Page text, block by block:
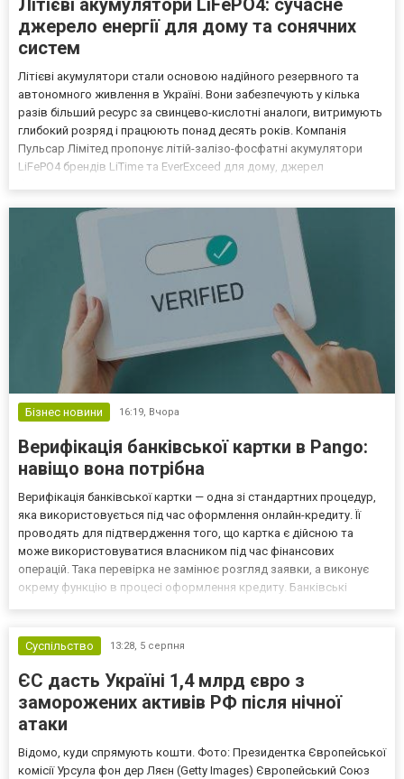
Літієві акумулятори LiFePO4: сучасне
джерело енергії для дому та сонячних
систем
Літієві акумулятори стали основою надійного резервного та
автономного живлення в Україні. Вони забезпечують у кілька
разів більший ресурс за свинцево-кислотні аналоги, витримують
глибокий розряд і працюють понад десять років. Компанія
Пульсар Лімітед пропонує літій-залізо-фосфатні акумулятори
LiFePO4 брендів LiTime та EverExceed для дому, джерел
Бізнес новини 16:19, Вчора
Верифікація банківської картки в Pango:
навіщо вона потрібна
Верифікація банківської картки — одна зі стандартних процедур,
яка використовується під час оформлення онлайн-кредиту. Її
проводять для підтвердження того, що картка є дійсною та
може використовуватися власником під час фінансових
операцій. Така перевірка не замінює розгляд заявки, а виконує
окрему функцію в процесі оформлення кредиту. Банківські
Суспільство
13:28, 5 серпня
ЄС дасть Україні 1,4 млрд євро з
заморожених активів РФ після нічної
атаки
Відомо, куди спрямують кошти. Фото: Президентка Європейської
комісії Урсула фон дер Ляєн (Getty Images) Європейський Союз